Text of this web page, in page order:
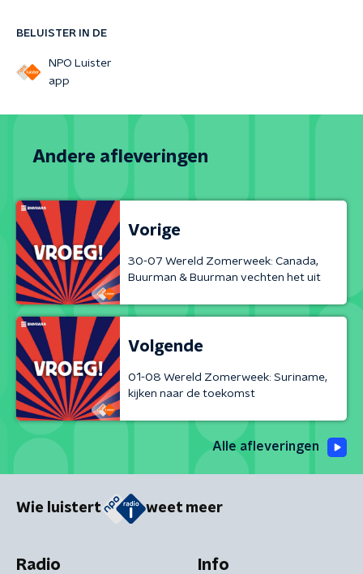
BELUISTER IN DE
NPO Luister
app
Andere afleveringen
Vorige
30-07 Wereld Zomerweek: Canada,
Buurman & Buurman vechten het uit
Volgende
01-08 Wereld Zomerweek: Suriname,
kijken naar de toekomst
Alle afleveringen
Wie luistert weet meer
Radio Info